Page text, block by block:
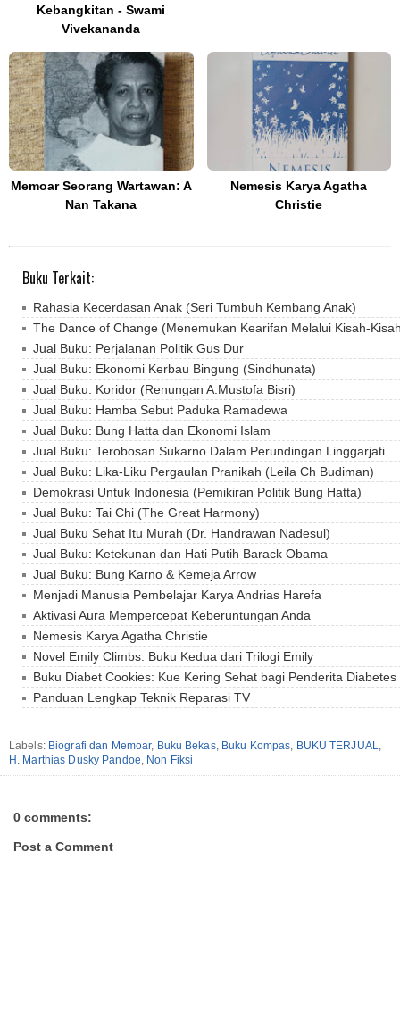
Kebangkitan - Swami
Vivekananda
Memoar Seorang Wartawan: A
Nan Takana
Nemesis Karya Agatha
Christie
Buku Terkait:
Rahasia Kecerdasan Anak (Seri Tumbuh Kembang Anak)
The Dance of Change (Menemukan Kearifan Melalui Kisah-
Jual Buku: Perjalanan Politik Gus Dur
Jual Buku: Ekonomi Kerbau Bingung (Sindhunata)
Jual Buku: Koridor (Renungan A.Mustofa Bisri)
Jual Buku: Hamba Sebut Paduka Ramadewa
Jual Buku: Bung Hatta dan Ekonomi Islam
Jual Buku: Terobosan Sukarno Dalam Perundingan Linggarjati
Jual Buku: Lika-Liku Pergaulan Pranikah (Leila Ch Budiman)
Demokrasi Untuk Indonesia (Pemikiran Politik Bung Hatta)
Jual Buku: Tai Chi (The Great Harmony)
Jual Buku Sehat Itu Murah (Dr. Handrawan Nadesul)
Jual Buku: Ketekunan dan Hati Putih Barack Obama
Jual Buku: Bung Karno & Kemeja Arrow
Menjadi Manusia Pembelajar Karya Andrias Harefa
Aktivasi Aura Mempercepat Keberuntungan Anda
Nemesis Karya Agatha Christie
Novel Emily Climbs: Buku Kedua dari Trilogi Emily
Buku Diabet Cookies: Kue Kering Sehat bagi Penderita Diabetes
Panduan Lengkap Teknik Reparasi TV
Labels: Biografi dan Memoar, Buku Bekas, Buku Kompas, BUKU TERJUAL,
H. Marthias Dusky Pandoe, Non Fiksi
0 comments:
Post a Comment